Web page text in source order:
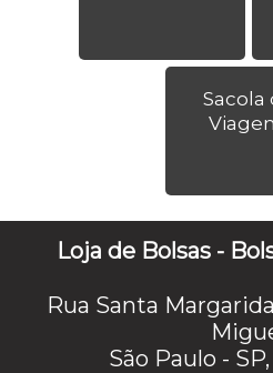
Sacola
Loja de Bolsas -
Rua Santa
São Paulo -